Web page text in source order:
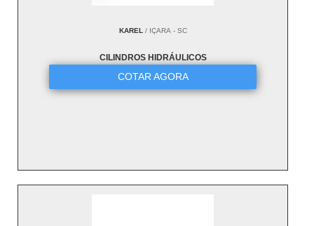
KAREL/ IÇARA - SC
CILINDROS HIDRÁULICOS
COTAR AGORA